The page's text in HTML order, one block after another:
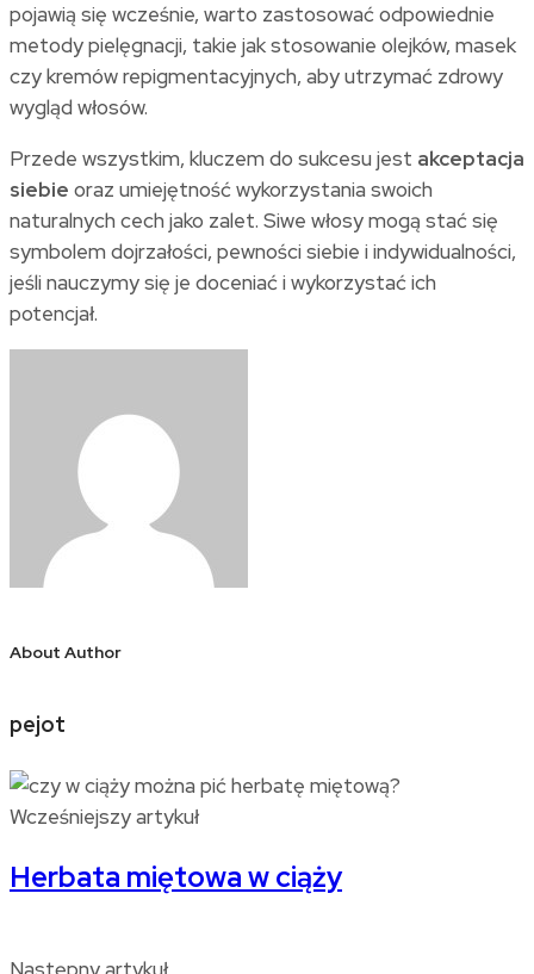
pojawią się wcześnie, warto zastosować odpowiednie
metody pielęgnacji, takie jak stosowanie olejków, masek
czy kremów repigmentacyjnych, aby utrzymać zdrowy
wygląd włosów.
Przede wszystkim, kluczem do sukcesu jest akceptacja
siebie oraz umiejętność wykorzystania swoich
naturalnych cech jako zalet. Siwe włosy mogą stać się
symbolem dojrzałości, pewności siebie i indywidualności,
jeśli nauczymy się je doceniać i wykorzystać ich
potencjał.
About Author
pejot
Wcześniejszy artykuł
Herbata miętowa w ciąży